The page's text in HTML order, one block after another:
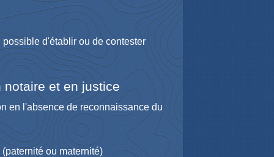
d'établir ou de contester
notaire et en justice
en l'absence de reconnaissance du
ou maternité)